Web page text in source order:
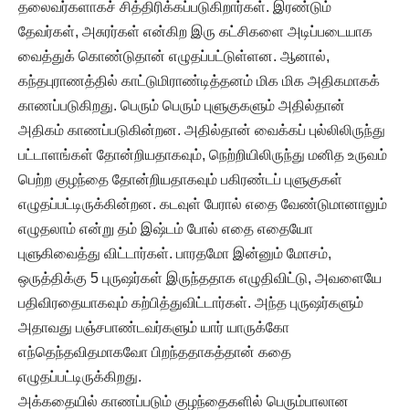
தலைவர்களாகச் சித்திரிக்கப்படுகிறார்கள். இரண்டும்
தேவர்கள், அசுரர்கள் என்கிற இரு கட்சிகளை அடிப்படையாக
வைத்துக் கொண்டுதான் எழுதப்பட்டுள்ளன. ஆனால்,
கந்தபுராணத்தில் காட்டுமிராண்டித்தனம் மிக மிக அதிகமாகக்
காணப்படுகிறது. பெரும் பெரும் புளுகுகளும் அதில்தான்
அதிகம் காணப்படுகின்றன. அதில்தான் வைக்கப் புல்லிலிருந்து
பட்டாளங்கள் தோன்றியதாகவும், நெற்றியிலிருந்து மனித உருவம்
பெற்ற குழந்தை தோன்றியதாகவும் பகிரண்டப் புளுகுகள்
எழுதப்பட்டிருக்கின்றன. கடவுள் பேரால் எதை வேண்டுமானாலும்
எழுதலாம் என்று தம் இஷ்டம் போல் எதை எதையோ
புளுகிவைத்து விட்டார்கள். பாரதமோ இன்னும் மோசம்,
ஒருத்திக்கு 5 புருஷர்கள் இருந்ததாக எழுதிவிட்டு, அவளையே
பதிவிரதையாகவும் கற்பித்துவிட்டார்கள். அந்த புருஷர்களும்
அதாவது பஞ்சபாண்டவர்களும் யார் யாருக்கோ
எந்தெந்தவிதமாகவோ பிறந்ததாகத்தான் கதை
எழுதப்பட்டிருக்கிறது.
அக்கதையில் காணப்படும் குழந்தைகளில் பெரும்பாலான